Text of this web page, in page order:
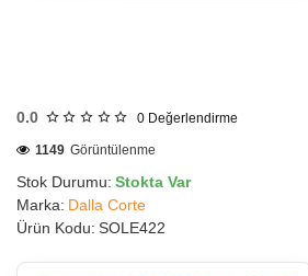
0.0 0 Değerlendirme
Stok Durumu: Stokta Var
Marka: Dalla Corte
Ürün Kodu: SOLE422
1149 Görüntülenme